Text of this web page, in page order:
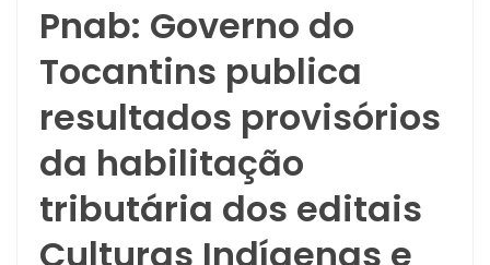
Pnab: Governo do
Tocantins publica
resultados provisórios
da habilitação
tributária dos editais
Culturas Indígenas e